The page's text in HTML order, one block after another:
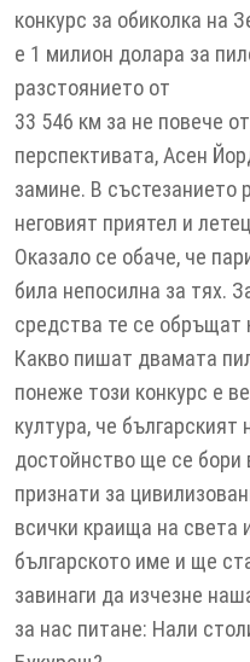
конкурс за обиколка на
е 1 милион долара за
разстоянието от
33 546 км за не повече
перспективата, Асен
замине. В състезанието
неговият приятел и
Оказало се обаче, че
била непосилна за тях.
средства те се обръщат
Какво пишат двамата
понеже този конкурс е
култура, че
достойнство ще се бори
признати за
всички краища на света
българското име и ще
завинаги да изчезне
за нас питане: Нали